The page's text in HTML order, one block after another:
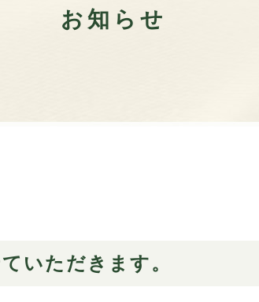
お知らせ
いただきます。